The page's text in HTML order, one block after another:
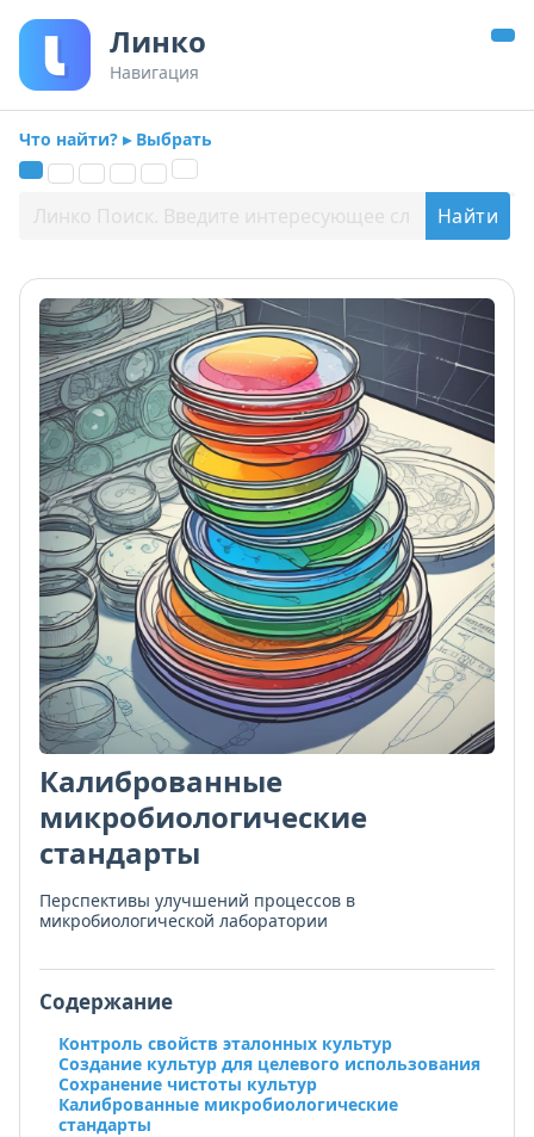
Линко
Навигация
Что найти? ▸ Выбрать
Калиброванные
микробиологические
стандарты
Перспективы улучшений процессов в
микробиологической лаборатории
Содержание
Контроль свойств эталонных культур
Создание культур для целевого использования
Сохранение чистоты культур
Калиброванные микробиологические
стандарты